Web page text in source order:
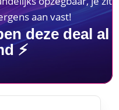
aan vast!
deze deal al
⚡